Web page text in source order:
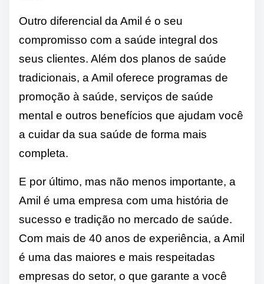
Outro diferencial da Amil é o seu
compromisso com a saúde integral dos
seus clientes. Além dos planos de saúde
tradicionais, a Amil oferece programas de
promoção à saúde, serviços de saúde
mental e outros benefícios que ajudam você
a cuidar da sua saúde de forma mais
completa.
E por último, mas não menos importante, a
Amil é uma empresa com uma história de
sucesso e tradição no mercado de saúde.
Com mais de 40 anos de experiência, a Amil
é uma das maiores e mais respeitadas
empresas do setor, o que garante a você